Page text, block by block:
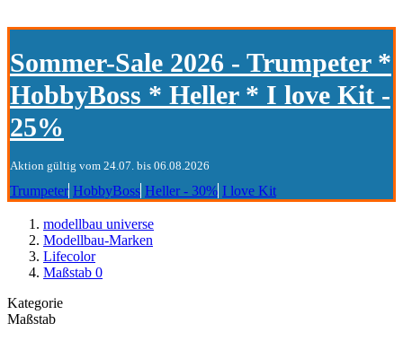
Sommer-Sale 2026 - Trumpeter *
HobbyBoss * Heller * I love Kit -
25%
Aktion gültig vom 24.07. bis 06.08.2026
Trumpeter HobbyBoss Heller - 30% I love Kit
modellbau universe
Modellbau-Marken
Lifecolor
Maßstab 0
Kategorie
Maßstab